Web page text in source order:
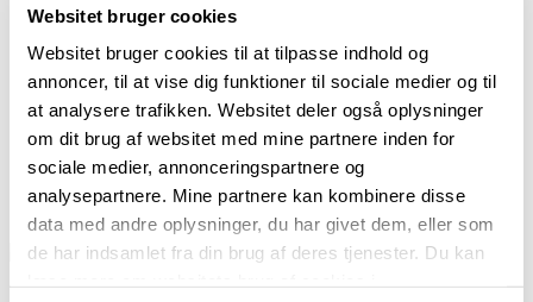
Websitet bruger cookies
Websitet bruger cookies til at tilpasse indhold og
annoncer, til at vise dig funktioner til sociale medier og til
at analysere trafikken. Websitet deler også oplysninger
om dit brug af websitet med mine partnere inden for
sociale medier, annonceringspartnere og
analysepartnere. Mine partnere kan kombinere disse
data med andre oplysninger, du har givet dem, eller som
de har indsamlet fra din brug af deres tjenester. Du kan
Fra busk til bord
Smagen af sensommer
Hvis du har lyst til at vide mere..